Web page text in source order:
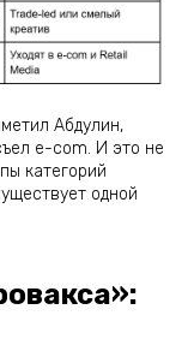
Абдулин,
e-com. И это не
категорий
одной